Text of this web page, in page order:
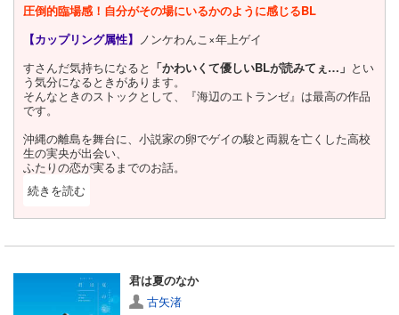
圧倒的臨場感！自分がその場にいるかのように感じるBL
【カップリング属性】 ノンケわんこ×年上ゲイ
すさんだ気持ちになると 「かわいくて優しいBLが読みてぇ…」 とい
う気分になるときがあります。
そんなときのストックとして、『海辺のエトランゼ』は最高の作品
です。
沖縄の離島を舞台に、小説家の卵でゲイの駿と両親を亡くした高校
生の実央が出会い、
ふたりの恋が実るまでのお話。
続きを読む
どうやら駿は訳アリで、過去に同性愛者ということが原因で負った
実央が駿に好きだと伝えても、素直に喜ぶことができない。
実央はもともとノンケだし、駿としては相手のことを考えるからこ
そ気持ちを受け止めきれないことはわかるんです…。
でもようやく一緒にいることができるのに！
君は夏のなか
古矢渚